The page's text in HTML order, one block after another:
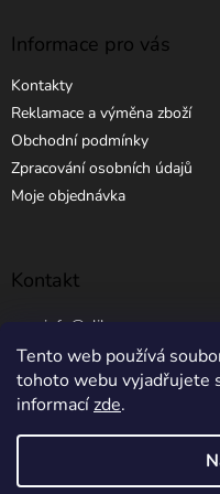
Tento web používá
tohoto webu vyjadřujete
informacízde.
Informace pro vás
Kontakty
Reklamace a výměna zboží
Obchodní podmínky
Zpracování osobních údajů
Moje objednávka
Kontakt
info @ elibros.cz
+420 734 184 444